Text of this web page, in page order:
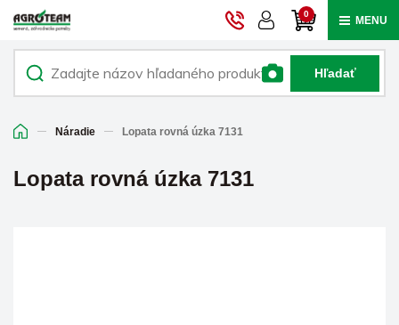
0 MENU
Hľadať
Náradie Lopata rovná úzka 7131
Lopata rovná úzka 7131